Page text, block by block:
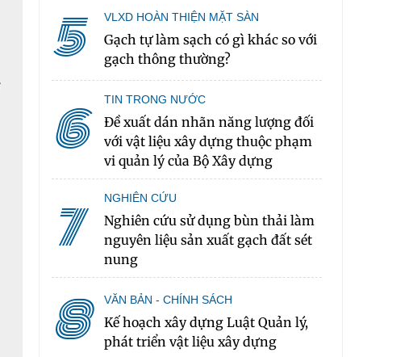
5 VLXD HOÀN THIỆN MẶT SÀN
Gạch tự làm sạch có gì khác so với
gạch thông thường?
6 TIN TRONG NƯỚC
Đề xuất dán nhãn năng lượng đối
với vật liệu xây dựng thuộc phạm
vi quản lý của Bộ Xây dựng
7 NGHIÊN CỨU
Nghiên cứu sử dụng bùn thải làm
nguyên liệu sản xuất gạch đất sét
nung
8 VĂN BẢN - CHÍNH SÁCH
Kế hoạch xây dựng Luật Quản lý,
phát triển vật liệu xây dựng